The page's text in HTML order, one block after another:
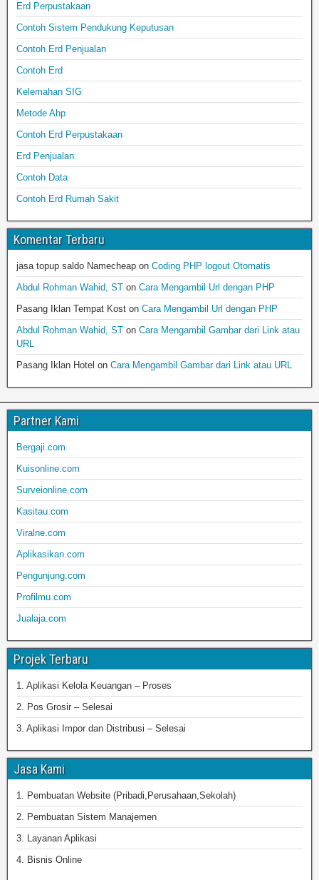
Erd Perpustakaan
Contoh Sistem Pendukung Keputusan
Contoh Erd Penjualan
Contoh Erd
Kelemahan SIG
Metode Ahp
Contoh Erd Perpustakaan
Erd Penjualan
Contoh Data
Contoh Erd Rumah Sakit
Komentar Terbaru
jasa topup saldo Namecheap on Coding PHP logout Otomatis
Abdul Rohman Wahid, ST on Cara Mengambil Url dengan PHP
Pasang Iklan Tempat Kost on Cara Mengambil Url dengan PHP
Abdul Rohman Wahid, ST on Cara Mengambil Gambar dari Link atau
URL
Pasang Iklan Hotel on Cara Mengambil Gambar dari Link atau URL
Partner Kami
Bergaji.com
Kuisonline.com
Surveionline.com
Kasitau.com
Viralne.com
Aplikasikan.com
Pengunjung.com
Profilmu.com
Jualaja.com
Projek Terbaru
1. Aplikasi Kelola Keuangan – Proses
2. Pos Grosir – Selesai
3. Aplikasi Impor dan Distribusi – Selesai
Jasa Kami
1. Pembuatan Website (Pribadi,Perusahaan,Sekolah)
2. Pembuatan Sistem Manajemen
3. Layanan Aplikasi
4. Bisnis Online